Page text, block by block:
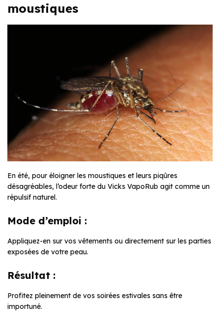
moustiques
En été, pour éloigner les moustiques et leurs piqûres
désagréables, l’odeur forte du Vicks VapoRub agit comme un
répulsif naturel.
Mode d’emploi :
Appliquez-en sur vos vêtements ou directement sur les parties
exposées de votre peau.
Résultat :
Profitez pleinement de vos soirées estivales sans être
importuné.